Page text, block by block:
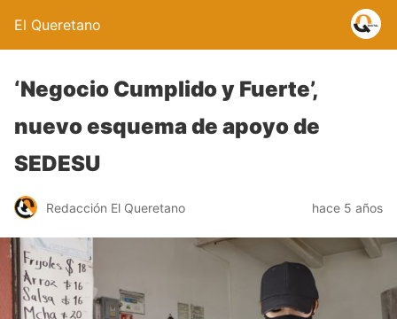
El Queretano
‘Negocio Cumplido y Fuerte’,
nuevo esquema de apoyo de
SEDESU
Redacción El Queretano hace 5 años